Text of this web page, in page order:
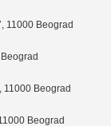
11000 Beograd
11000 Beograd
Beograd